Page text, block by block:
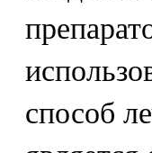
способ